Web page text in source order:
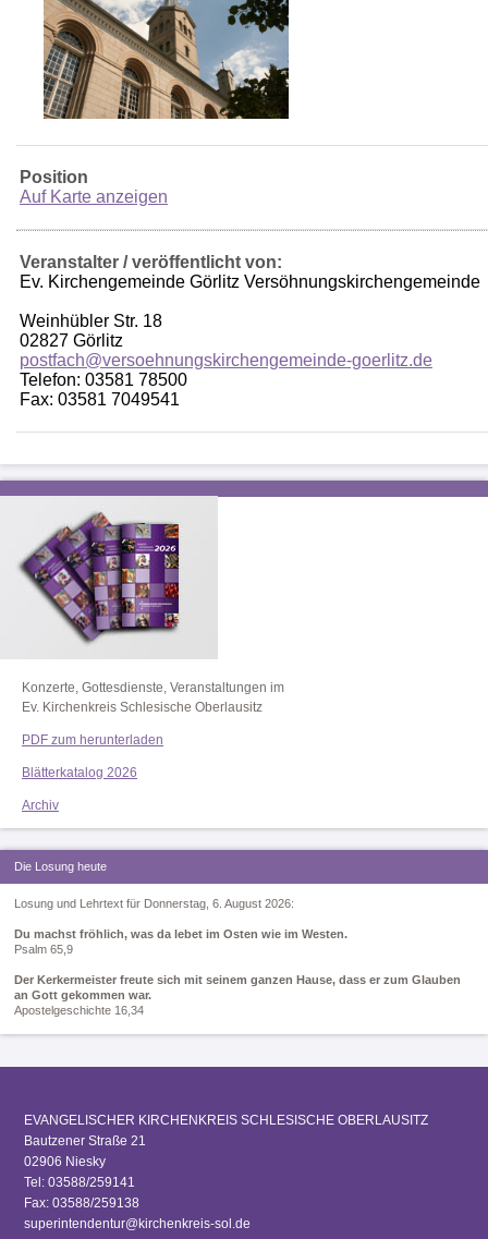
Position
Auf Karte anzeigen
Veranstalter / veröffentlicht von:
Ev. Kirchengemeinde Görlitz Versöhnungskirchengemeinde
Weinhübler Str. 18
02827 Görlitz
postfach@versoehnungskirchengemeinde-goerlitz.de
Telefon: 03581 78500
Fax: 03581 7049541
Konzerte, Gottesdienste, Veranstaltungen im
Ev. Kirchenkreis Schlesische Oberlausitz
PDF zum herunterladen
Blätterkatalog 2026
Archiv
Die Losung heute
Losung und Lehrtext für Donnerstag, 6. August 2026:
Du machst fröhlich, was da lebet im Osten wie im Westen.
Psalm 65,9
Der Kerkermeister freute sich mit seinem ganzen Hause, dass er zum Glauben
an Gott gekommen war.
Apostelgeschichte 16,34
EVANGELISCHER KIRCHENKREIS SCHLESISCHE OBERLAUSITZ
Bautzener Straße 21
02906 Niesky
Tel: 03588/259141
Fax: 03588/259138
superintendentur@kirchenkreis-sol.de